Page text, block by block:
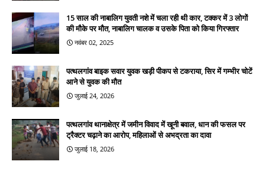
15 साल की नाबालिग युवती नशे में चला रही थी कार, टक्कर में 3 लोगों
की मौके पर मौत, नाबालिग चालक व उसके पिता को किया गिरफ्तार
नवंबर 02, 2025
पत्थलगांव बाइक सवार युवक खड़ी पीकप से टकराया, सिर में गम्भीर चोटें
आने से युवक की मौत
जुलाई 24, 2026
पत्थलगांव थानाक्षेत्र में जमीन विवाद में खूनी बवाल, धान की फसल पर
ट्रैक्टर चढ़ाने का आरोप, महिलाओं से अभद्रता का दावा
जुलाई 18, 2026